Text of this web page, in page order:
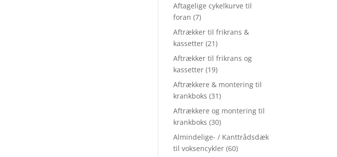
Aftagelige cykelkurve til
foran (7)
Aftrækker til frikrans &
kassetter (21)
Aftrækker til frikrans og
kassetter (19)
Aftrækkere & montering til
krankboks (31)
Aftrækkere og montering til
krankboks (30)
Almindelige- / Kanttrådsdæk
til voksencykler (60)